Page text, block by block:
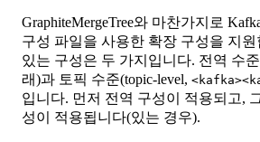
GraphiteMergeTree와 마찬가지로
구성 파일을 사용한 확장 구성을 지
있는 구성은 두 가지입니다. 전역 수준
래)과 토픽 수준(topic-level,
입니다. 먼저 전역 구성이 적용되고,
성이 적용됩니다(있는 경우).